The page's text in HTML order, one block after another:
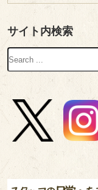
サイト内検索